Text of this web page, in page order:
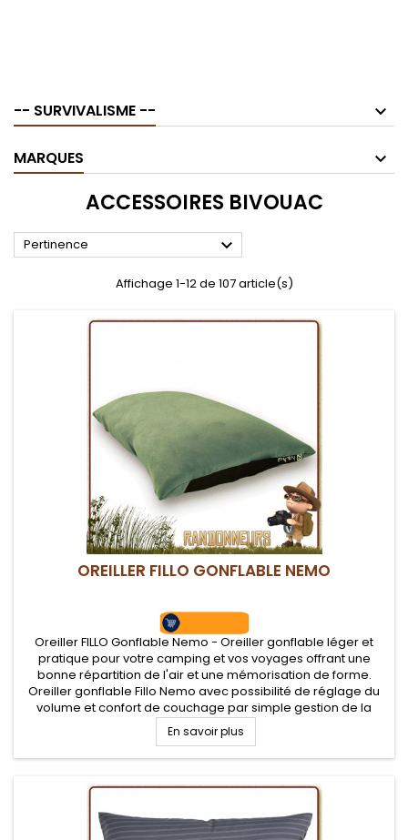
-- SURVIVALISME --
MARQUES
ACCESSOIRES BIVOUAC
Pertinence 
Affichage 1-12 de 107 article(s)
OREILLER FILLO GONFLABLE NEMO
Oreiller FILLO Gonflable Nemo - Oreiller gonflable léger et
pratique pour votre camping et vos voyages offrant une
bonne répartition de l'air et une mémorisation de forme.
Oreiller gonflable Fillo Nemo avec possibilité de réglage du
volume et confort de couchage par simple gestion de la
pression
En savoir plus